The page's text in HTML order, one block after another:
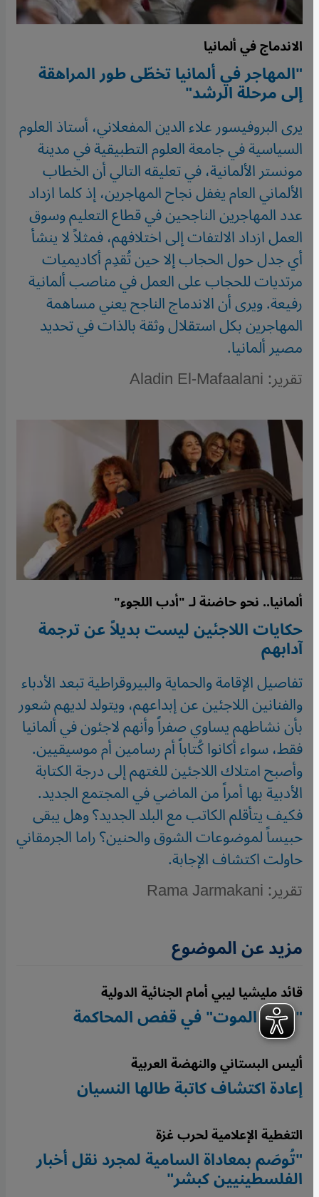
الاندماج في ألمانيا
"المهاجر في ألمانيا تخطّى طور المراهقة
إلى مرحلة الرشد"
يرى البروفيسور علاء الدين المفعلاني، أستاذ العلوم
السياسية في جامعة العلوم التطبيقية في مدينة
مونستر الألمانية، في تعليقه التالي أن الخطاب
الألماني العام يغفل نجاح المهاجرين، إذ كلما ازداد
عدد المهاجرين الناجحين في قطاع التعليم وسوق
العمل ازداد الالتفات إلى اختلافهم، فمثلاً لا ينشأ
أي جدل حول الحجاب إلا حين تُقدِم أكاديميات
مرتديات للحجاب على العمل في مناصب ألمانية
رفيعة. ويرى أن الاندماج الناجح يعني مساهمة
المهاجرين بكل استقلال وثقة بالذات في تحديد
مصير ألمانيا.
تقرير: Aladin El-Mafaalani
ألمانيا.. نحو حاضنة لـ "أدب اللجوء"
حكايات اللاجئين ليست بديلاً عن ترجمة
آدابهم
تفاصيل الإقامة والحماية والبيروقراطية تبعد الأدباء
والفنانين اللاجئين عن إبداعهم، ويتولد لديهم شعور
بأن نشاطهم يساوي صفراً وأنهم لاجئون في ألمانيا
فقط، سواء أكانوا كُتاباً أم رسامين أم موسيقيين.
وأصبح امتلاك اللاجئين للغتهم إلى درجة الكتابة
الأدبية بها أمراً من الماضي في المجتمع الجديد.
فكيف يتأقلم الكاتب مع البلد الجديد؟ وهل يبقى
حبيساً لموضوعات الشوق والحنين؟ راما الجرمقاني
حاولت اكتشاف الإجابة.
تقرير: Rama Jarmakani
مزيد عن الموضوع
قائد مليشيا ليبي أمام الجنائية الدولية
"ملاك الموت" في قفص المحاكمة
أليس البستاني والنهضة العربية
إعادة اكتشاف كاتبة طالها النسيان
التغطية الإعلامية لحرب غزة
"تُوصَم بمعاداة السامية لمجرد نقل أخبار
الفلسطينيين كبشر"